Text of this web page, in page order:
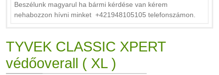
Beszélunk magyarul ha bármi kérdése van kérem
nehabozzon hívni minket +421948105105 telefonszámon.
TYVEK CLASSIC XPERT
védőoverall ( XL )